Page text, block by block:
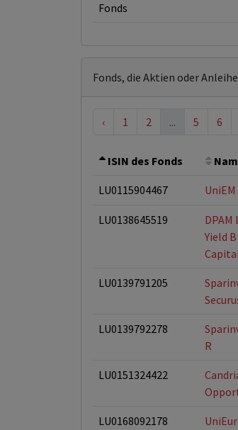
Fonds
Fonds, die Aktien oder
‹ 1 2 ... 5 6
ISIN des Fonds
LU0115904467
LU0138645519
DPAM
Yield
LU0139791205
LU0139792278
R
LU0151324422
LU0168092178